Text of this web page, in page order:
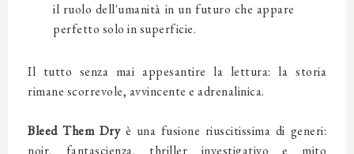
il ruolo dell'umanità in un futuro che appare
perfetto solo in superficie.
Il tutto senza mai appesantire la lettura: la storia
rimane scorrevole, avvincente e adrenalinica.
Bleed Them Dryè una fusione riuscitissima di generi: